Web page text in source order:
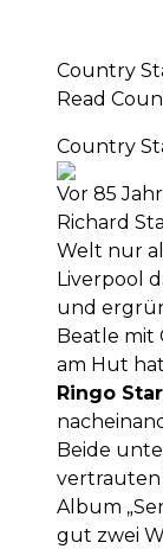
Country
Read
Country
Vor 85
Richard
Welt nur
Liverpool
und
Beatle mit
am Hut
Ringo
Beide
vertrauten
Album
gut zwei